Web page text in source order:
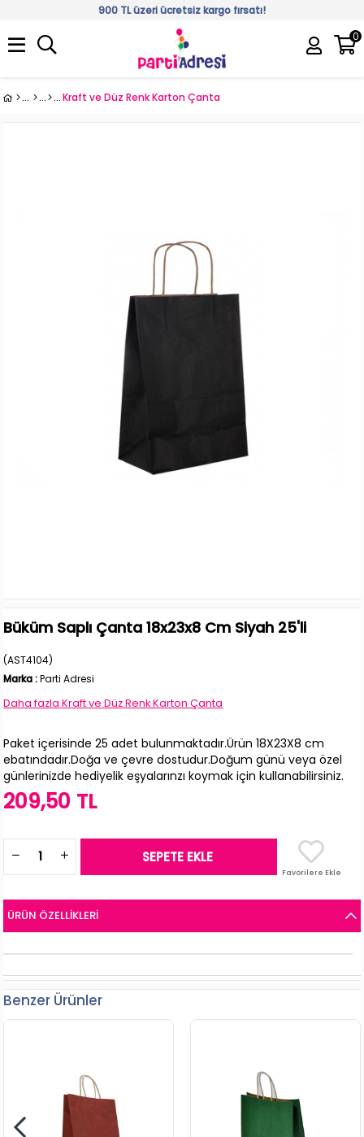
900 TL üzeri ücretsiz kargo fırsatı!
0
Üye Girişi Üye Ol
Kraft ve Düz Renk Karton Çanta
Büküm Saplı Çanta 18x23x8 Cm Siyah 25'li
(AST4104)
Marka : Parti Adresi
Daha fazlaKraft ve Düz Renk Karton Çanta
Paket içerisinde 25 adet bulunmaktadır.Ürün 18X23X8 cm
ebatındadır.Doğa ve çevre dostudur.Doğum günü veya özel
günlerinizde hediyelik eşyalarınzı koymak için kullanabilirsiniz.
209,50 TL
Favorilere Ekle
ÜRÜN ÖZELLIKLERI
Benzer Ürünler